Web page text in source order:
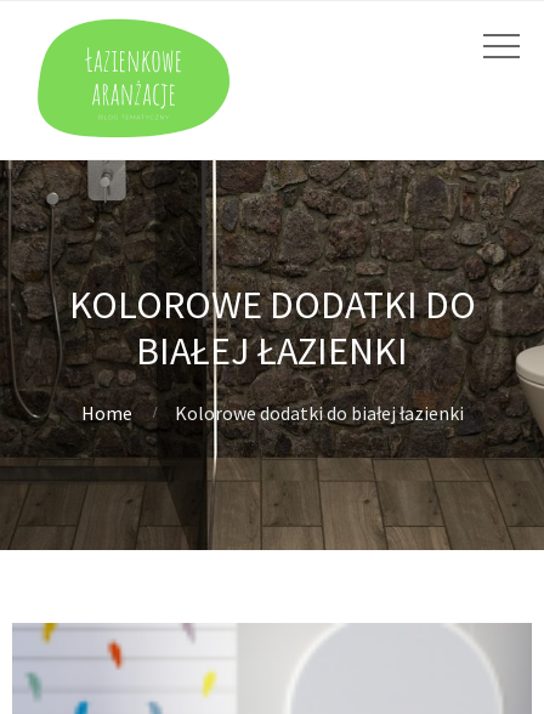
KOLOROWE DODATKI DO
BIAŁEJ ŁAZIENKI
Home Kolorowe dodatki do białej łazienki